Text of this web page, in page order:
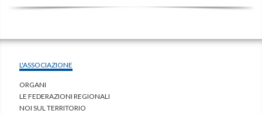
L'ASSOCIAZIONE
ORGANI
LE FEDERAZIONI REGIONALI
NOI SUL TERRITORIO